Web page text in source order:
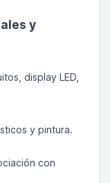
y
display LED,
y pintura.
con